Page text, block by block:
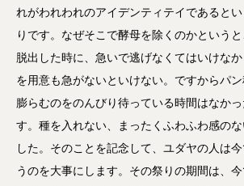
れがわれわれのアイデンティテイであると
りです。なぜそこで酵母を除くのかという
脱出した時に、急いで逃げなくてはいけな
を用意も急がないといけない。ですからパ
膨らむのをのんびり待っている時間はなか
す。種を入れない、まったくふわふわ感の
した。そのことを記念して、ユダヤの人は
うのを大事にします。その祭りの期間は、